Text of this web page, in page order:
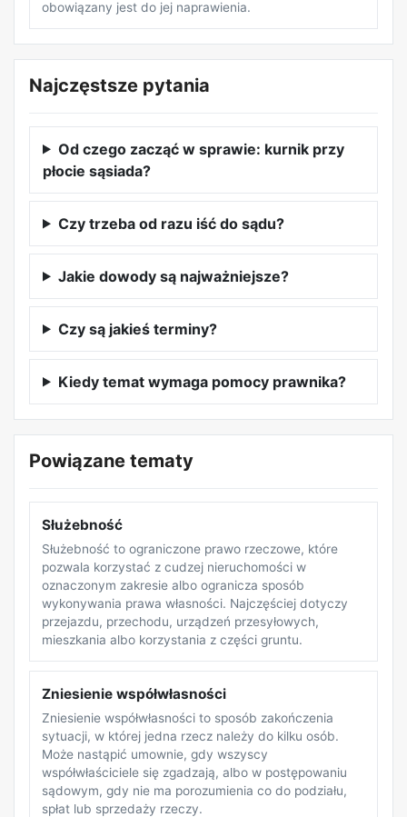
obowiązany jest do jej naprawienia.
Najczęstsze pytania
Od czego zacząć w sprawie: kurnik przy
płocie sąsiada?
Czy trzeba od razu iść do sądu?
Jakie dowody są najważniejsze?
Czy są jakieś terminy?
Kiedy temat wymaga pomocy prawnika?
Powiązane tematy
Służebność
Służebność to ograniczone prawo rzeczowe, które
pozwala korzystać z cudzej nieruchomości w
oznaczonym zakresie albo ogranicza sposób
wykonywania prawa własności. Najczęściej dotyczy
przejazdu, przechodu, urządzeń przesyłowych,
mieszkania albo korzystania z części gruntu.
Zniesienie współwłasności
Zniesienie współwłasności to sposób zakończenia
sytuacji, w której jedna rzecz należy do kilku osób.
Może nastąpić umownie, gdy wszyscy
współwłaściciele się zgadzają, albo w postępowaniu
sądowym, gdy nie ma porozumienia co do podziału,
spłat lub sprzedaży rzeczy.